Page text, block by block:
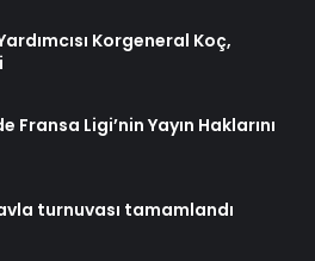
Korgeneral Koç,
Fransa Ligi’nin Yayın Haklarını
turnuvası tamamlandı